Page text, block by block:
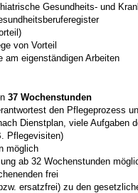
Gesundheits- und
von Vorteil
am eigenständigen Arbeiten
37 Wochenstunden
den Pflegeprozess
Dienstplan, viele Aufgaben
Pflegevisiten)
möglich
ab 32 Wochenstunden
frei
ersatzfrei) zu den